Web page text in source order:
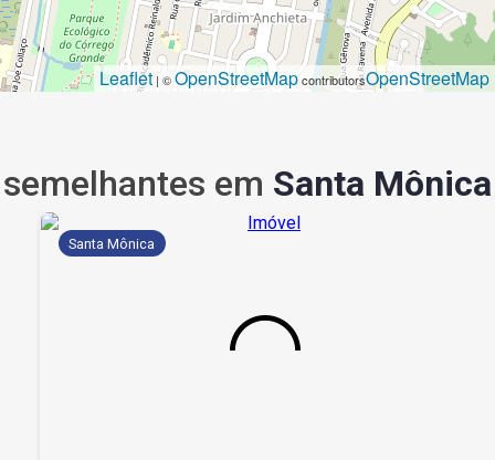
Leaflet | ©OpenStreetMapcontributorsOpenStreetMap
semelhantes em Santa Mônica
Santa Mônica